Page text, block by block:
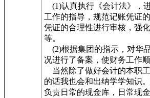
(1)认真执行《会计法》，
工作的指导，规范记账凭证
凭证的合理性进行审核，强
等。
(2)根据集团的指示，对华
况进行了备案，使财务工作顺
当然除了做好会计的本职
的话我也会和出纳学学知识
负责日常的现金库，日常现